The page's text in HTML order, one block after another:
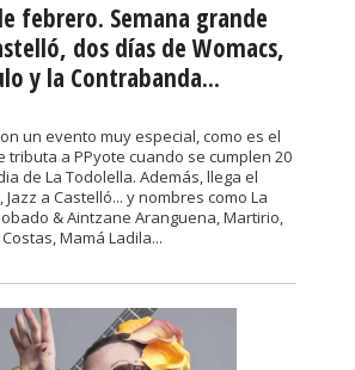
febrero. Semana grande
dos días de Womacs,
y la Contrabanda...
un evento muy especial, como es el
tributa a PPyote cuando se cumplen 20
de La Todolella. Además, llega el
Jazz a Castelló... y nombres como La
& Aintzane Aranguena, Martirio,
Mamá Ladila...